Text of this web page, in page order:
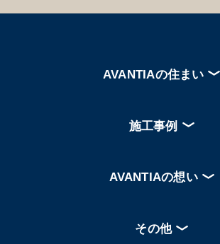
AVANTIAの住まい
施工事例
AVANTIAの想い
その他